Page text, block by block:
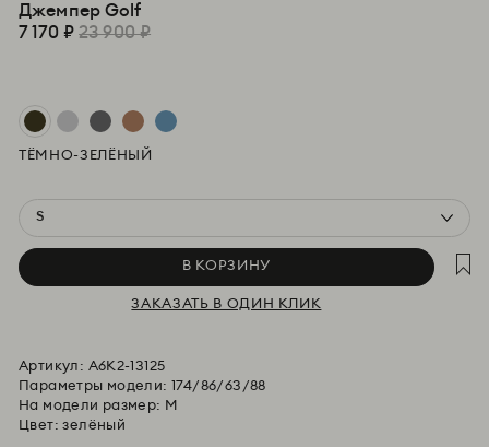
Джемпер Golf
7 170 ₽ 23 900 ₽
В КОРЗИНУ
ЗАКАЗАТЬ В ОДИН КЛИК
Артикул: A6K2-13125
Параметры модели: 174/86/63/88
На модели размер: M
Цвет: зелёный